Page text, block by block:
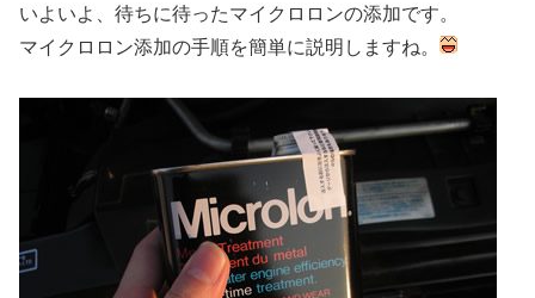
いよいよ、待ちに待ったマイクロロンの添加です。
マイクロロン添加の手順を簡単に説明しますね。